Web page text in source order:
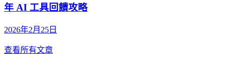
年 AI 工具回饋攻略
2026年2月25日
查看所有文章